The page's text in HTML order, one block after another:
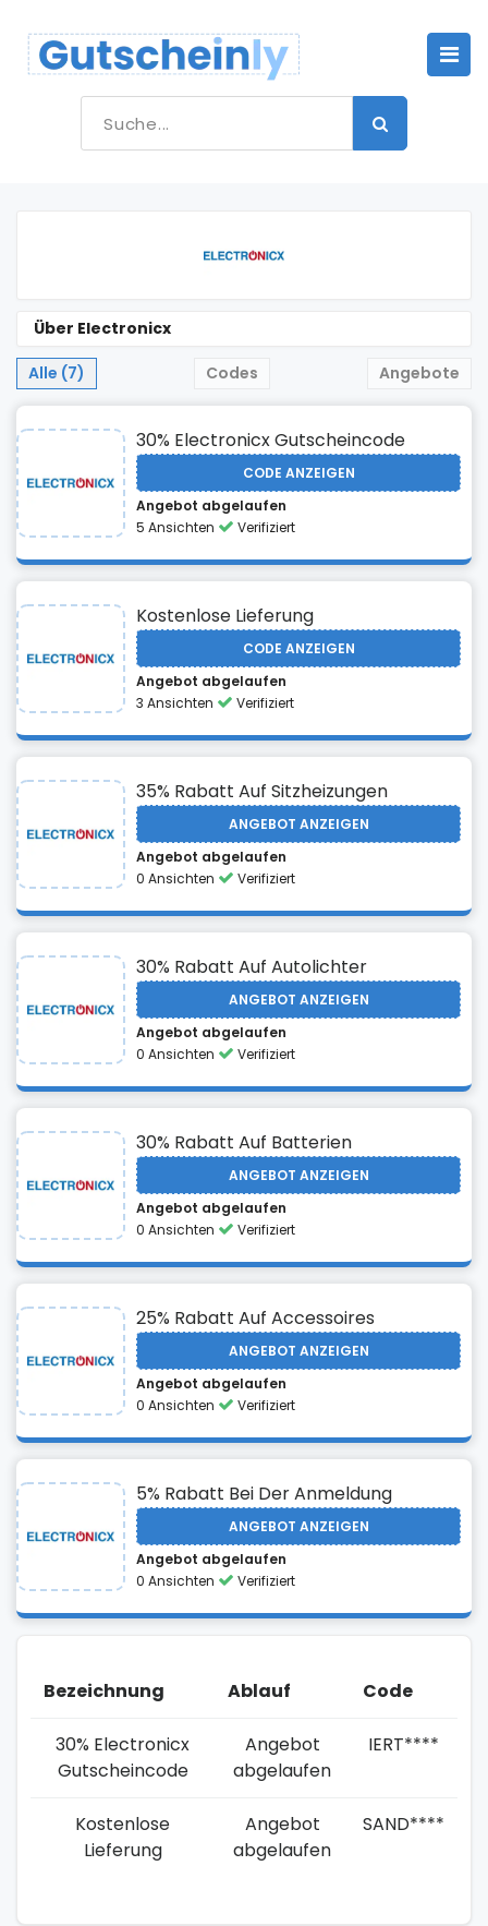
Über Electronicx
Alle (7) Codes Angebote
30% Electronicx Gutscheincode
CODE ANZEIGEN
Angebot abgelaufen
5 Ansichten
Verifiziert
Kostenlose Lieferung
CODE ANZEIGEN
Angebot abgelaufen
3 Ansichten
Verifiziert
35% Rabatt Auf Sitzheizungen
ANGEBOT ANZEIGEN
Angebot abgelaufen
0 Ansichten
Verifiziert
30% Rabatt Auf Autolichter
ANGEBOT ANZEIGEN
Angebot abgelaufen
0 Ansichten
Verifiziert
30% Rabatt Auf Batterien
ANGEBOT ANZEIGEN
Angebot abgelaufen
0 Ansichten
Verifiziert
25% Rabatt Auf Accessoires
ANGEBOT ANZEIGEN
Angebot abgelaufen
0 Ansichten
Verifiziert
5% Rabatt Bei Der Anmeldung
ANGEBOT ANZEIGEN
Angebot abgelaufen
0 Ansichten
Verifiziert
Bezeichnung Ablauf Code
30% Electronicx
Gutscheincode
Angebot
abgelaufen
IERT****
Kostenlose
Lieferung
Angebot
abgelaufen
SAND****